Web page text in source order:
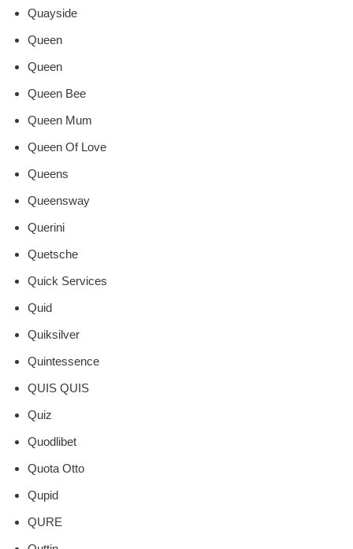
Quayside
Queen
Queen
Queen Bee
Queen Mum
Queen Of Love
Queens
Queensway
Querini
Quetsche
Quick Services
Quid
Quiksilver
Quintessence
QUIS QUIS
Quiz
Quodlibet
Quota Otto
Qupid
QURE